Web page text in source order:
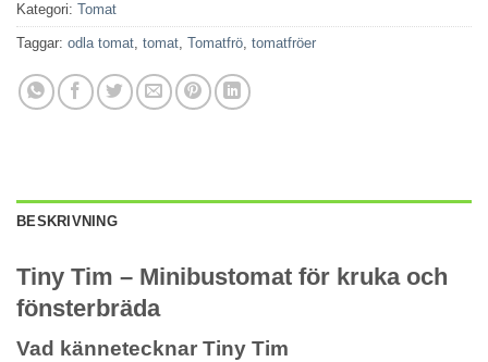
Kategori: Tomat
Taggar: odla tomat, tomat, Tomatfrö, tomatfröer
BESKRIVNING
Tiny Tim – Minibustomat för kruka och
fönsterbräda
Vad kännetecknar Tiny Tim